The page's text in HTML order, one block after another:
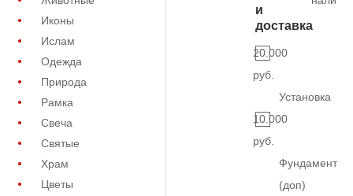
Иконы
Ислам
Одежда
Природа
Рамка
Свеча
Святые
Храм
Цветы
и
доставка
20.000
руб.
Установка
10.000
руб.
Фундамент
(доп)